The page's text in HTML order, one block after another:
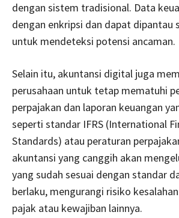
dengan sistem tradisional. Data
dengan enkripsi dan dapat dipantau
untuk mendeteksi potensi ancaman.
Selain itu, akuntansi digital juga
perusahaan untuk tetap mematuhi
perpajakan dan laporan keuangan
seperti standar IFRS (International
Standards) atau peraturan
akuntansi yang canggih akan
yang sudah sesuai dengan standar
berlaku, mengurangi risiko
pajak atau kewajiban lainnya.